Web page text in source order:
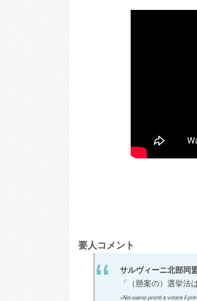
要人コメント
サルヴィーニ北部同
「（懸案の）選挙法
«Noi siamo pronti a votare il